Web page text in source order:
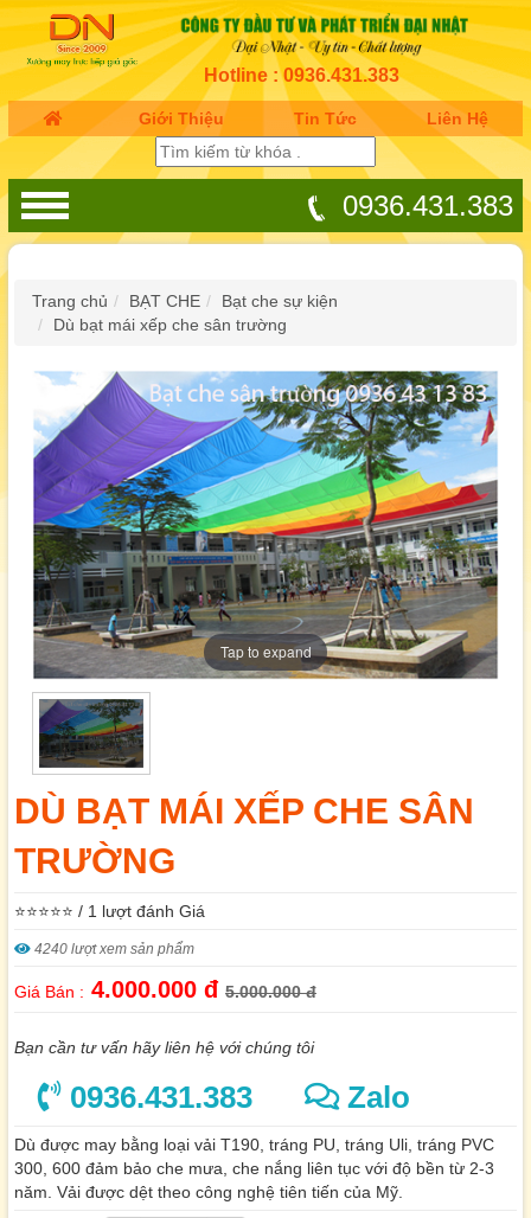
Hotline : 0936.431.383
Giới Thiệu Tin Tức Liên Hệ
0936.431.383
Trang chủ BẠT CHE
Bạt che sự kiện
Dù bạt mái xếp che sân trường
Tap to expand
DÙ BẠT MÁI XẾP CHE SÂN
TRƯỜNG
⭐⭐⭐⭐⭐ / 1 lượt đánh Giá
4240 lượt xem sản phẩm
Giá Bán : 4.000.000 đ 5.000.000 đ
Bạn cần tư vấn hãy liên hệ với chúng tôi
0936.431.383 Zalo
Dù được may bằng loại vải T190, tráng PU, tráng Uli, tráng PVC
300, 600 đảm bảo che mưa, che nắng liên tục với độ bền từ 2-3
năm. Vải được dệt theo công nghệ tiên tiến của Mỹ.